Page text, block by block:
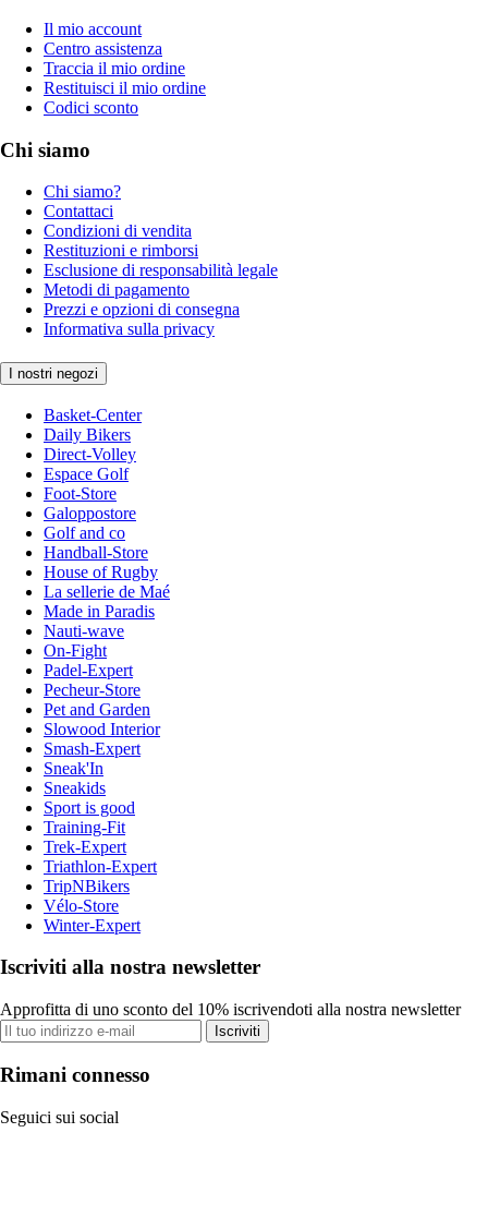
Il mio account
Centro assistenza
Traccia il mio ordine
Restituisci il mio ordine
Codici sconto
Chi siamo
Chi siamo?
Contattaci
Condizioni di vendita
Restituzioni e rimborsi
Esclusione di responsabilità legale
Metodi di pagamento
Prezzi e opzioni di consegna
Informativa sulla privacy
I nostri negozi
Basket-Center
Daily Bikers
Direct-Volley
Espace Golf
Foot-Store
Galoppostore
Golf and co
Handball-Store
House of Rugby
La sellerie de Maé
Made in Paradis
Nauti-wave
On-Fight
Padel-Expert
Pecheur-Store
Pet and Garden
Slowood Interior
Smash-Expert
Sneak'In
Sneakids
Sport is good
Training-Fit
Trek-Expert
Triathlon-Expert
TripNBikers
Vélo-Store
Winter-Expert
Iscriviti alla nostra newsletter
Approfitta di uno sconto del 10% iscrivendoti alla nostra newsletter
Iscriviti
Rimani connesso
Seguici sui social